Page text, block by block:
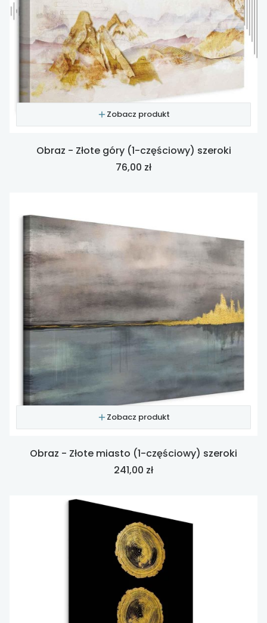
Zobacz produkt
Obraz - Złote góry (1-częściowy) szeroki
Cena
76,00 zł
Zobacz produkt
Obraz - Złote miasto (1-częściowy) szeroki
Cena
241,00 zł